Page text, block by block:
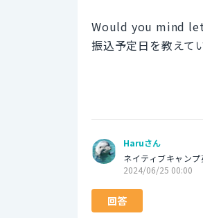
Would you mind
振込予定日を教えて
Haruさん
ネイティブキャン
2024/06/25 00:00
回答